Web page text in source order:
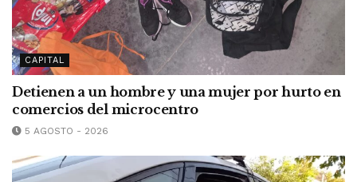
CAPITAL
Detienen a un hombre y una mujer por hurto en
comercios del microcentro
5 AGOSTO - 2026